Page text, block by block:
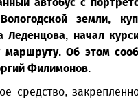
земли,
Леденцова, начал
маршруту. Об этом
Филимонов.
средство,